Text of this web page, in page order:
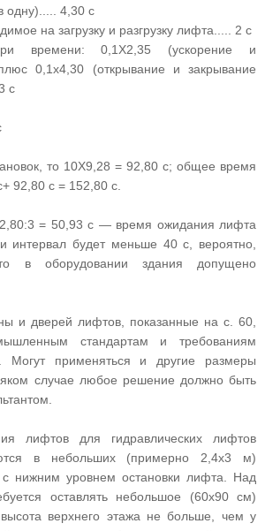
одну)..... 4,30 с
на загрузку и разгрузку лифта..... 2 с
времени: 0,1X2,35 (ускорение и
0,1x4,30 (открывание и закрывание
с
то 10X9,28 = 92,80 с; общее время
92,80 с = 152,80 с.
= 50,93 с — время ожидания лифта
интервал будет меньше 40 с, вероятно,
в оборудовании здания допущено
и дверей лифтов, показанные на с. 60,
стандартам и требованиям
Могут применяться и другие размеры
случае любое решение должно быть
лифтов для гидравлических лифтов
в небольших (примерно 2,4х3 м)
нижним уровнем остановки лифта. Над
оставлять небольшое (60х90 см)
высота верхнего этажа не больше, чем у